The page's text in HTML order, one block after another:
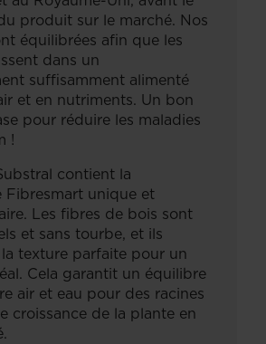
produit sur le marché. Nos
équilibrées afin que les
dans un
suffisamment alimenté
et en nutriments. Un bon
pour réduire les maladies
!
contient la
Fibresmart unique et
Les fibres de bois sont
et sans tourbe, et ils
texture parfaite pour un
Cela garantit un équilibre
air et eau pour des racines
croissance de la plante en